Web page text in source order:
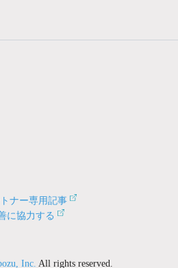
ナー専用記事
に協力する
Inc. All rights reserved.